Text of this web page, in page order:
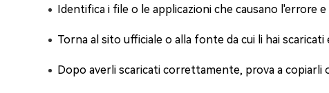
Identifica i file o le applicazioni che causano l'errore
Torna al sito ufficiale o alla fonte da cui li hai scaricati
Dopo averli scaricati correttamente, prova a copiarli